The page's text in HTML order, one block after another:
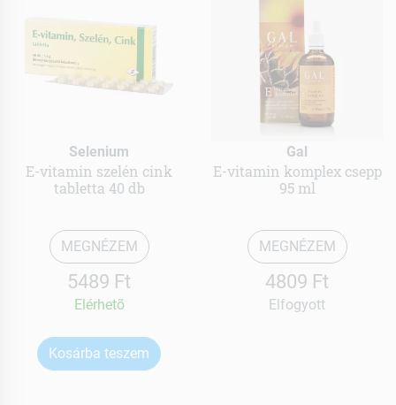
Selenium
E-vitamin szelén cink
tabletta 40 db
MEGNÉZEM
5489 Ft
Elérhetõ
Kosárba teszem
Gal
E-vitamin komplex csepp
95 ml
MEGNÉZEM
4809 Ft
Elfogyott